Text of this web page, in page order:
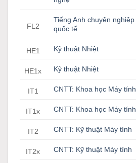
FL2
Tiếng Anh chuyên nghiệp
quốc tế
HE1 Kỹ thuật Nhiệt
HE1x Kỹ thuật Nhiệt
IT1 CNTT: Khoa học Máy tính
IT1x CNTT: Khoa học Máy tính
IT2 CNTT: Kỹ thuật Máy tính
IT2x CNTT: Kỹ thuật Máy tính